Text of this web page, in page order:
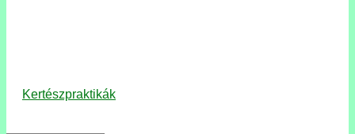
Kertészpraktikák